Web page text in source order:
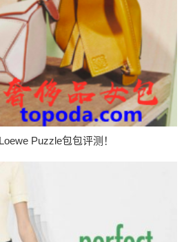
Puzzle包包评测！